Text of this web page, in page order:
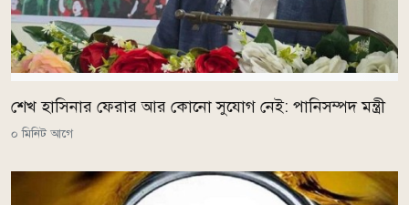
শেখ হাসিনার ফেরার আর কোনো সুযোগ নেই: পানিসম্পদ মন্ত্রী
০ মিনিট আগে